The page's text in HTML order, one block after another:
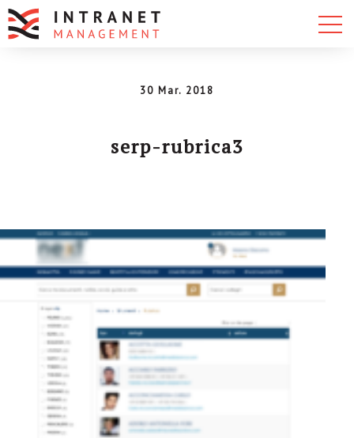
30 Mar. 2018
serp-rubrica3